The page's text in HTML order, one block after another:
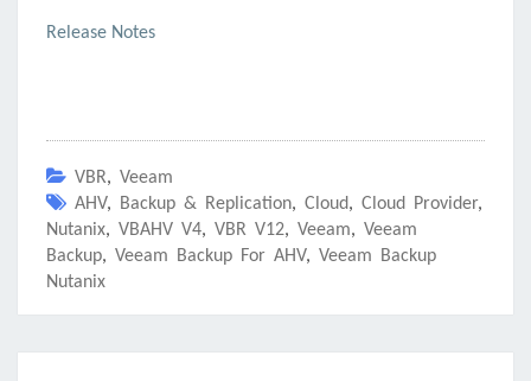
Release Notes
VBR, Veeam
AHV, Backup & Replication, Cloud, Cloud Provider,
Nutanix, VBAHV V4, VBR V12, Veeam, Veeam
Backup, Veeam Backup For AHV, Veeam Backup
Nutanix